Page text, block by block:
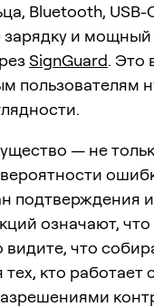
Bluetooth, USB-
и мощный
SignGuard. Это
пользователям
— не
подтверждения
означают,
видите, что
тех, кто работает